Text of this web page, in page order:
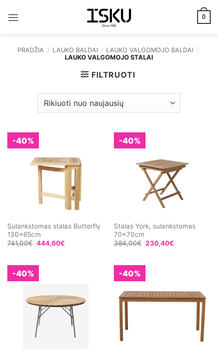
0
PRADŽIA / LAUKO BALDAI / LAUKO VALGOMOJO BALDAI /
LAUKO VALGOMOJO STALAI
FILTRUOTI
-40%
Sulankstomas stalas Butterfly
130x65cm
741,00€ 444,60€
-40%
Stalas York, sulankstomas
70x70cm
384,00€ 230,40€
-40% -40%